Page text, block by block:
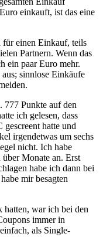
einkauft, ist das eine
für einen Einkauf, teils
Partnern. Wenn das
ein paar Euro mehr.
sinnlose Einkäufe
Punkte auf den
ich gelesen, dass
hatte und
irgendetwas um sechs
nicht. Ich habe
über Monate an. Erst
habe ich dann bei
mir besagten
war ich bei den
immer in
als Single-